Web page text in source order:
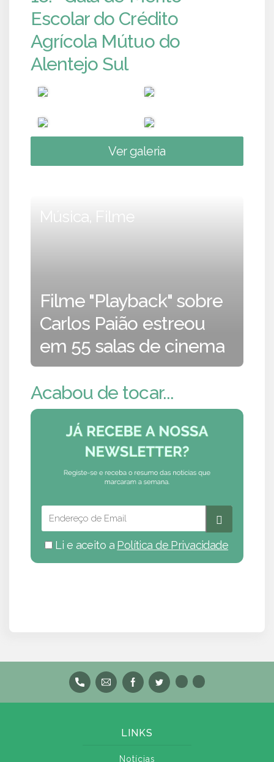
Escolar do Crédito
Agrícola Mútuo do
Alentejo Sul
Ver galeria
Música, Filme
Filme "Playback" sobre
Carlos Paião estreou
em 55 salas de cinema
Acabou de tocar...
Li e aceito a Política de Privacidade
LINKS
Notícias